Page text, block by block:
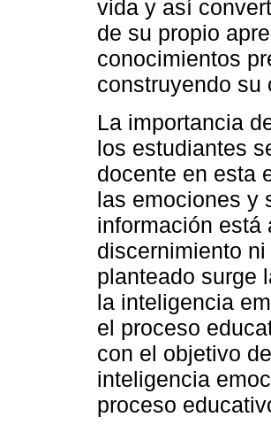
vida y así
de su propio
conocimientos
construyendo su
La importancia
los estudiantes
docente en esta
las emociones y
información está
discernimiento
planteado surge
la inteligencia
el proceso
con el objetivo
inteligencia
proceso